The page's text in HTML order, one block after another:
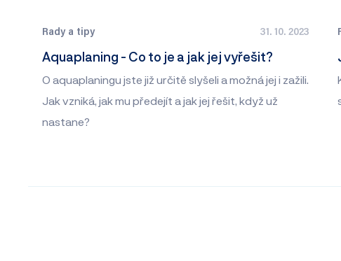
Rady a tipy 31. 10. 2023
Aquaplaning - Co to je a jak jej vyřešit?
O aquaplaningu jste již určitě slyšeli a možná jej i zažili.
Jak vzniká, jak mu předejít a jak jej řešit, když už
nastane?